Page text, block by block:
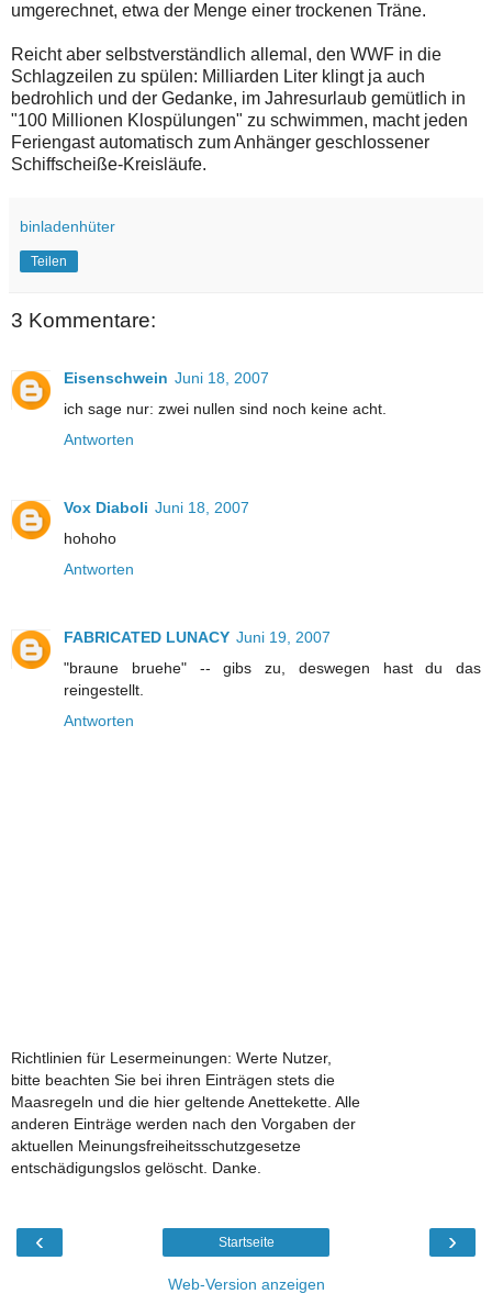
umgerechnet, etwa der Menge einer trockenen Träne.
Reicht aber selbstverständlich allemal, den WWF in die
Schlagzeilen zu spülen: Milliarden Liter klingt ja auch
bedrohlich und der Gedanke, im Jahresurlaub gemütlich in
"100 Millionen Klospülungen" zu schwimmen, macht jeden
Feriengast automatisch zum Anhänger geschlossener
Schiffscheiße-Kreisläufe.
binladenhüter
Teilen
3 Kommentare:
Eisenschwein Juni 18, 2007
ich sage nur: zwei nullen sind noch keine acht.
Antworten
Vox Diaboli Juni 18, 2007
hohoho
Antworten
FABRICATED LUNACY Juni 19, 2007
"braune bruehe" -- gibs zu, deswegen hast du das
reingestellt.
Antworten
Richtlinien für Lesermeinungen: Werte Nutzer,
bitte beachten Sie bei ihren Einträgen stets die
Maasregeln und die hier geltende Anettekette. Alle
anderen Einträge werden nach den Vorgaben der
aktuellen Meinungsfreiheitsschutzgesetze
entschädigungslos gelöscht. Danke.
‹ ›
Startseite
Web-Version anzeigen